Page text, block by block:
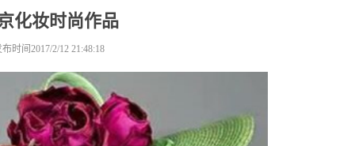
化妆时尚作品
布时间2017/2/12 21:48:18